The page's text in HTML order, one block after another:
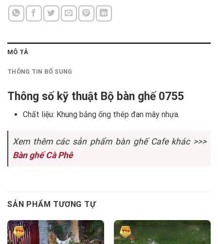
MÔ TẢ
THÔNG TIN BỔ SUNG
Thông số kỹ thuật Bộ bàn ghế 0755
Chất liệu: Khung bằng ống thép đan mây nhựa.
Xem thêm các sản phẩm bàn ghế Cafe khác >>>
Bàn ghế Cà Phê
SẢN PHẨM TƯƠNG TỰ